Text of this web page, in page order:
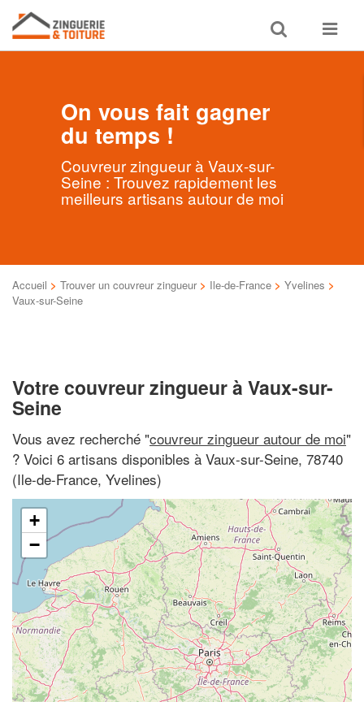
Toggle
search
Toggle
On vous fait gagner
du temps !
Couvreur zingueur à Vaux-sur-
Seine : Trouvez rapidement les
meilleurs artisans autour de moi
Accueil > Trouver un couvreur zingueur > Ile-de-France > Yvelines >
Vaux-sur-Seine
Votre couvreur zingueur à Vaux-sur-
Seine
Vous avez recherché "couvreur zingueur autour de moi"
? Voici 6 artisans disponibles à Vaux-sur-Seine, 78740
(Ile-de-France, Yvelines)
+
−